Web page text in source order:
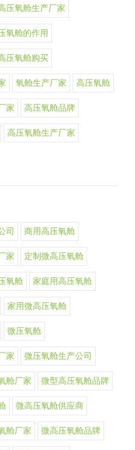
压氧舱生产厂家
氧舱的作用
压氧舱购买
氧舱生产厂家 高压氧舱
家 高压氧舱品牌
高压氧舱生产厂家
司 商用高压氧舱
家 定制微高压氧舱
氧舱 家庭用高压氧舱
家用微高压氧舱
微压氧舱
家 微压氧舱生产公司
舱厂家 微型高压氧舱品牌
微高压氧舱供应商
舱厂家 微高压氧舱品牌